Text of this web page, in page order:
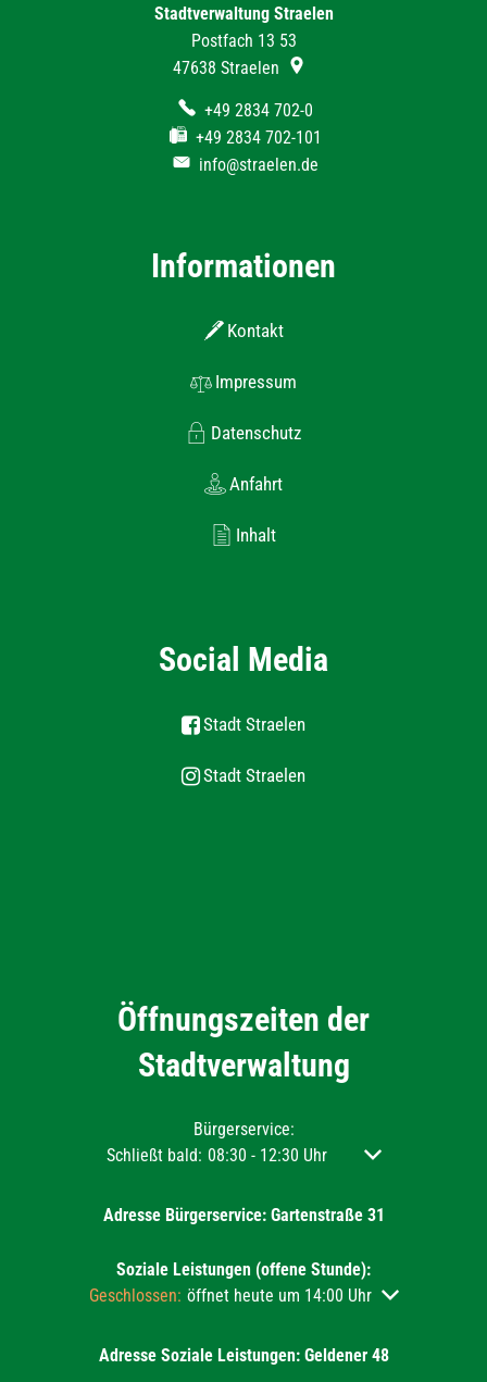
Stadtverwaltung Straelen
Postfach 13 53
47638 Straelen
+49 2834 702-0
+49 2834 702-101
info@straelen.de
Informationen
Kontakt
Impressum
Datenschutz
Anfahrt
Inhalt
Social Media
Stadt Straelen
Stadt Straelen
Öffnungszeiten der
Stadtverwaltung
Bürgerservice:
Klicken, um weitere Öffnungs- oder Schließzeiten
Schließt bald: 08:30 - 12:30 Uhr Von 08:30 bis
Adresse Bürgerservice: Gartenstraße 31
Soziale Leistungen (offene Stunde):
Klicken, um weitere Öffnungs- oder Schließzeiten
Geschlossen: öffnet heute um 14:00 Uhr
Adresse Soziale Leistungen: Geldener 48